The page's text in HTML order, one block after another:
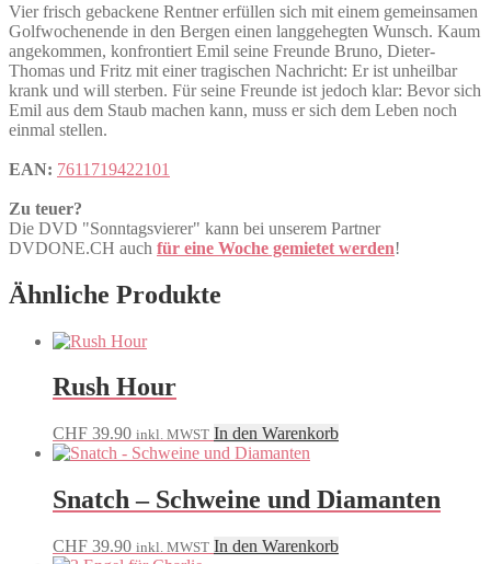
Vier frisch gebackene Rentner erfüllen sich mit einem gemeinsamen
Golfwochenende in den Bergen einen langgehegten Wunsch. Kaum
angekommen, konfrontiert Emil seine Freunde Bruno, Dieter-
Thomas und Fritz mit einer tragischen Nachricht: Er ist unheilbar
krank und will sterben. Für seine Freunde ist jedoch klar: Bevor sich
Emil aus dem Staub machen kann, muss er sich dem Leben noch
einmal stellen.
EAN: 7611719422101
Zu teuer?
Die DVD "Sonntagsvierer" kann bei unserem Partner
DVDONE.CH auch für eine Woche gemietet werden!
Ähnliche Produkte
Rush Hour
CHF 39.90 inkl. MWST In den Warenkorb
Snatch – Schweine und Diamanten
CHF 39.90 inkl. MWST In den Warenkorb